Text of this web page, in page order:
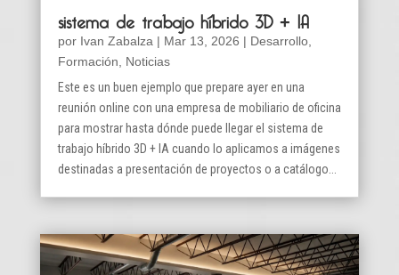
sistema de trabajo híbrido 3D + IA
por Ivan Zabalza | Mar 13, 2026 | Desarrollo,
Formación
Noticias
Este es un buen ejemplo que prepare ayer en una
reunión online con una empresa de mobiliario de oficina
para mostrar hasta dónde puede llegar el sistema de
trabajo híbrido 3D + IA cuando lo aplicamos a imágenes
destinadas a presentación de proyectos o a catálogo...